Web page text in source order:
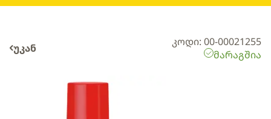
უკან
კოდი: 00-00021255
მარაგშია